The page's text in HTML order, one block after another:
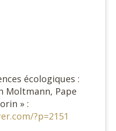
écologiques :
Moltmann, Pape
» :
?p=2151